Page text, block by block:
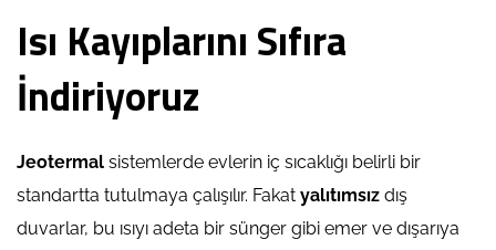
Isı Kayıplarını Sıfıra
İndiriyoruz
Jeotermal sistemlerde evlerin iç sıcaklığı belirli bir
standartta tutulmaya çalışılır. Fakat yalıtımsız dış
duvarlar, bu ısıyı adeta bir sünger gibi emer ve dışarıya